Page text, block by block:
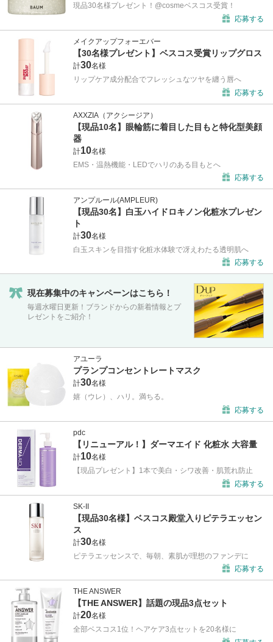
現品30名様プレゼント！@cosmeベスコス受賞！
応募する
メイクアップフォーエバー
【30名様プレゼント】ベスコス受賞リップグロス
計30名様
リップケア成分配合でフレッシュなツヤを纏う唇へ
応募する
AXXZIA（アクシージア）
【現品10名】眼輪筋に着目した目もと特化型美顔
器
計10名様
EMS・温熱機能・LEDでハリのある目もとへ
応募する
アンプルール(AMPLEUR)
【現品30名】白玉ハイドロキノン化粧水プレゼン
ト
計30名様
白玉スキンを目指す化粧水体験で冴えわたる透明肌へ
応募する
現在募集中のキャンペーンはこちら！
毎週水曜日更新！ブランドからの新着情報とプ
レゼントをご紹介！
アユーラ
プランプコンセントレートマスク
計30名様
嬉（ウレ）、ハリ。満ちる。
応募する
pdc
【リニューアル！】ダーマエイド 化粧水 大容量
計10名様
【現品プレゼント】1本で美白・シワ改善・肌荒れ防止
応募する
SK-II
【現品30名様】ベスコス殿堂入りピテラエッセン
ス
計30名様
ピテラエッセンスで、毎朝、素肌が理想のファンデに
応募する
THE ANSWER
【THE ANSWER】話題の現品3点セット
計20名様
全部ベスコス1位！ヘアケア3点セットを20名様に